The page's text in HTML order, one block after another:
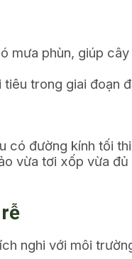
mưa phùn, giúp cây
trong giai đoạn
có đường kính tối
vừa tơi xốp vừa đủ
nghi với môi